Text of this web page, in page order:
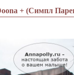
+ (Симпл